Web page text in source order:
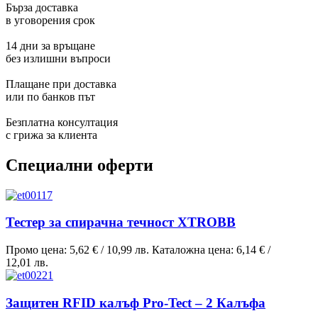
Бърза доставка
в уговорения срок
14 дни за връщане
без излишни въпроси
Плащане при доставка
или по банков път
Безплатна консултация
с грижа за клиента
Специални оферти
Тестер за спирачна течност XTROBB
Промо цена: 5,62 € / 10,99 лв. Каталожна цена: 6,14 € /
12,01 лв.
Защитен RFID калъф Pro-Tect – 2 Калъфа